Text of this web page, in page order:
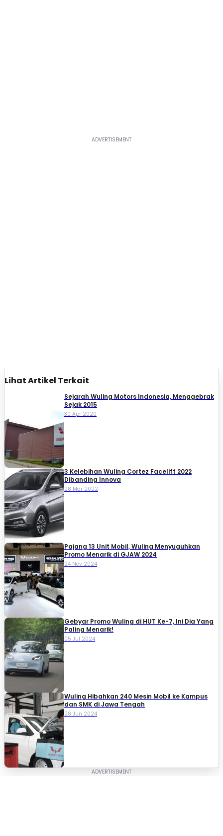
Lihat Artikel Terkait
Sejarah Wuling Motors Indonesia, Menggebrak
Sejak 2015
30 Apr 2020
3 Kelebihan Wuling Cortez Facelift 2022
Dibanding Innova
28 Mar 2022
Pajang 13 Unit Mobil, Wuling Menyuguhkan
Promo Menarik di GJAW 2024
24 Nov 2024
Gebyar Promo Wuling di HUT Ke-7, Ini Dia Yang
Paling Menarik!
05 Jul 2024
Wuling Hibahkan 240 Mesin Mobil ke Kampus
dan SMK di Jawa Tengah
28 Jun 2024